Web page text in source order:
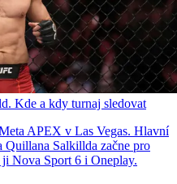
Kde a kdy turnaj sledovat
APEX v Las Vegas. Hlavní
Quillana Salkillda začne pro
Nova Sport 6 i Oneplay.